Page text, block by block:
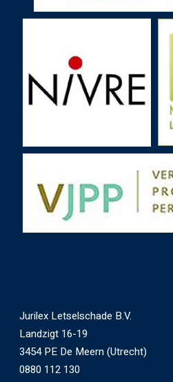
Jurilex Letselschade B.V.
Landzigt 16-19
3454 PE De Meern (Utrecht)
0880 112 130